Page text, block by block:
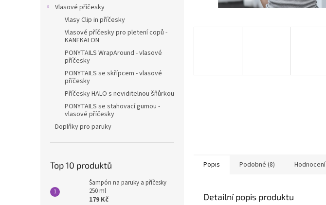
Vlasové příčesky
Vlasy Clip in příčesky
Vlasové příčesky pro pletení copů -
KANEKALON
PONYTAILS WrapAround - vlasové
příčesky
PONYTAILS se skřípcem - vlasové
příčesky
Příčesky HALO s neviditelnou šňůrkou
PONYTAILS se stahovací gumou -
vlasové příčesky
Doplňky pro paruky
Top 10 produktů
Šampón na paruky a příčesky
250 ml
179 Kč
Popis Podobné (8) Hodnocení
Detailní popis produktu